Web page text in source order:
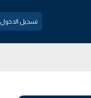
تسجيل الدخول